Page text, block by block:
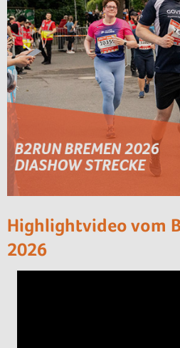
Highlightvideo vom
2026